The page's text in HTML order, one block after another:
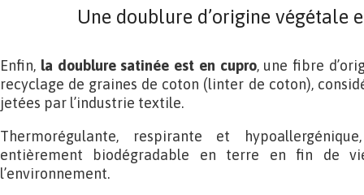
Une doublure d’origine végétale
Enfin, la doublure satinée est en cupro, une fibre
recyclage de graines de coton (linter de coton),
jetées par l’industrie textile.
Thermorégulante, respirante et
entièrement biodégradable en terre en fin de
l’environnement.